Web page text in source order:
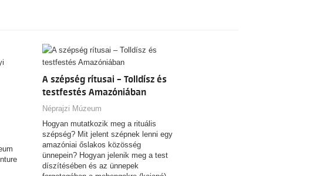
A szépség rítusai – Tolldísz és
testfestés Amazóniában
Néprajzi Múzeum
Hogyan mutatkozik meg a rituális
szépség? Mit jelent szépnek lenni egy
amazóniai őslakos közösség
ünnepein? Hogyan jelenik meg a test
díszítésében és az ünnepek